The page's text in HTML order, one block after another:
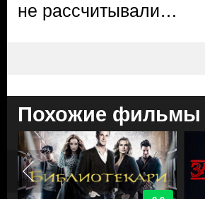
не рассчитывали…
Похожие фильмы